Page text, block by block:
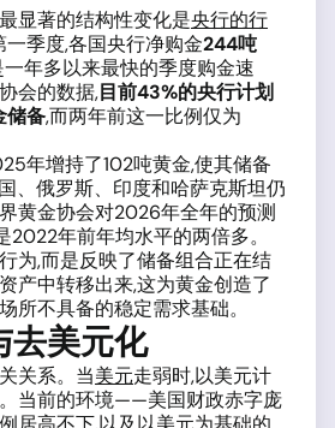
显著的结构性变化是央行的行
季度,各国央行净购金244吨
年多以来最快的季度购金速
会的数据,目前43%的央行计划
储备,而两年前这一比例仅为
年增持了102吨黄金,使其储备
、俄罗斯、印度和哈萨克斯坦仍
黄金协会对2026年全年的预测
年前年均水平的两倍多。
为,而是反映了储备组合正在结
产中转移出来,这为黄金创造了
所不具备的稳定需求基础。
去美元化
关系。当美元走弱时,以美元计
当前的环境——美国财政赤字庞